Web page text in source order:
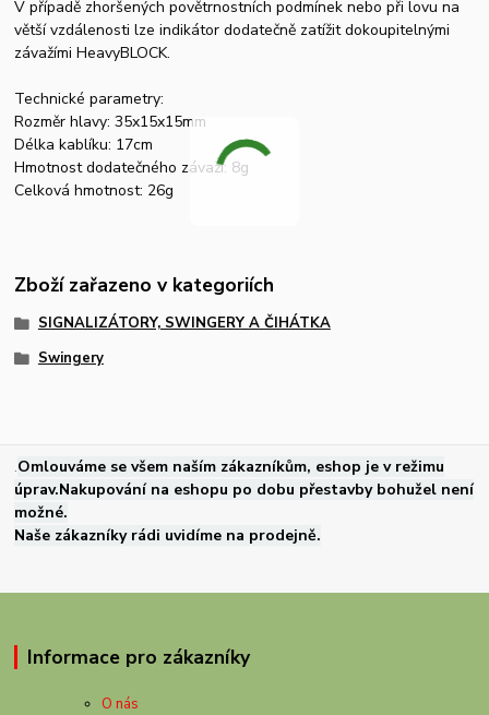
V případě zhoršených povětrnostních podmínek nebo při lovu na
větší vzdálenosti lze indikátor dodatečně zatížit dokoupitelnými
závažími HeavyBLOCK.
Technické parametry:
Rozměr hlavy: 35x15x15mm
Délka kablíku: 17cm
Hmotnost dodatečného závaží: 8g
Celková hmotnost: 26g
Zboží zařazeno v kategoriích
SIGNALIZÁTORY, SWINGERY A ČIHÁTKA
Swingery
.Omlouváme se všem naším zákazníkům, eshop je v režimu
úprav.Nakupování na eshopu po dobu přestavby bohužel není
možné.
Naše zákazníky rádi uvidíme na prodejně.
Informace pro zákazníky
O nás